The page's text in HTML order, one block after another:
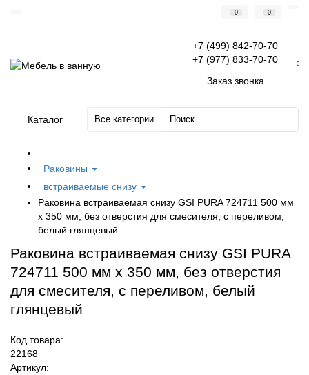
0 0
+7 (499) 842-70-70
+7 (977) 833-70-70
Заказ звонка
0
Каталог Все категории
Раковины
встраиваемые снизу
Раковина встраиваемая снизу GSI PURA 724711 500 мм
х 350 мм, без отверстия для смесителя, с переливом,
белый глянцевый
Раковина встраиваемая снизу GSI PURA
724711 500 мм х 350 мм, без отверстия
для смесителя, с переливом, белый
глянцевый
Код товара:
22168
Артикул: